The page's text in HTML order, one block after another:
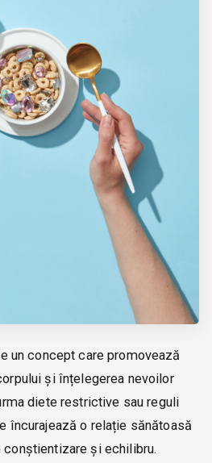
un concept care promovează
și înțelegerea nevoilor
diete restrictive sau reguli
încurajează o relație sănătoasă
conștientizare și echilibru.